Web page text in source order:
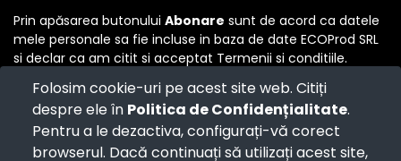
Folosim cookie-uri pe acest site web. Citiți
despre ele în Politica de Confidențialitate.
Pentru a le dezactiva, configurați-vă corect
browserul. Dacă continuați să utilizați acest site,
Prin apăsarea butonului Abonare sunt de acord ca datele
mele personale sa fie incluse in baza de date ECOProd SRL
si declar ca am citit si acceptat Termenii si conditiile.
Copyright © ECO PROD SRL -Termenii si Conditiile
Politica de Confidențialitate -Consultanță juridică
Politica de retur -Cum cumpăr?